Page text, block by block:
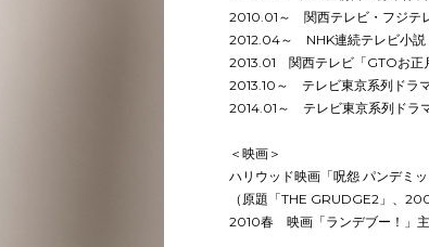
2010.01～ 関西テレビ・フジテ
2012.04～ NHK連続テレビ小説
2013.01 関西テレビ「GTOお正
2013.10～ テレビ東京系列ドラ
2014.01～ テレビ東京系列ドラ
＜映画＞
ハリウッド映画「呪怨 パンデミッ
（原題「THE GRUDGE2」、
2010春 映画「ランデブー！」